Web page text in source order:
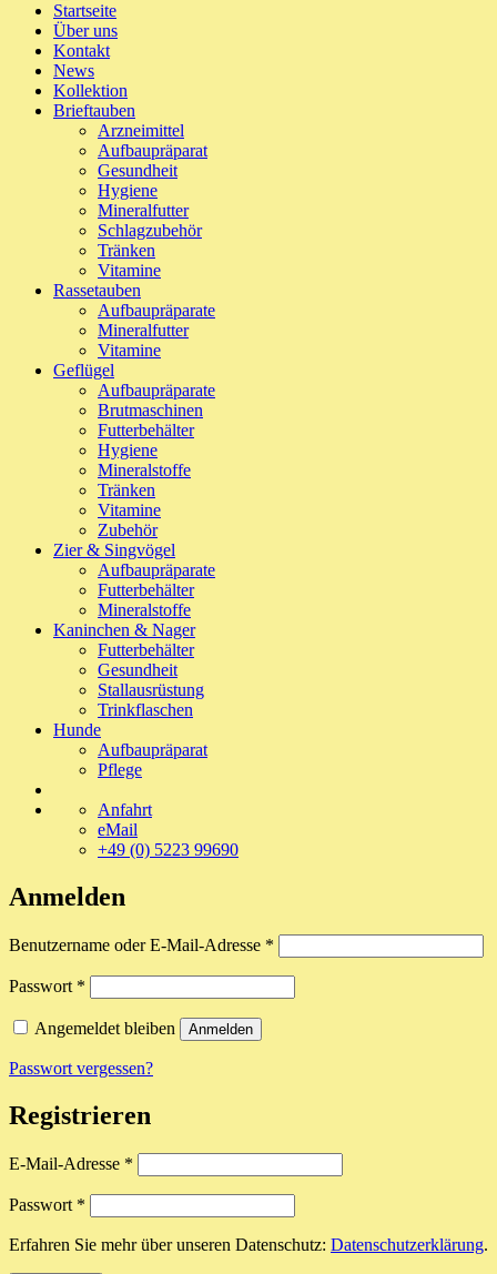
Startseite
Über uns
Kontakt
News
Kollektion
Brieftauben
Arzneimittel
Aufbaupräparat
Gesundheit
Hygiene
Mineralfutter
Schlagzubehör
Tränken
Vitamine
Rassetauben
Aufbaupräparate
Mineralfutter
Vitamine
Geflügel
Aufbaupräparate
Brutmaschinen
Futterbehälter
Hygiene
Mineralstoffe
Tränken
Vitamine
Zubehör
Zier & Singvögel
Aufbaupräparate
Futterbehälter
Mineralstoffe
Kaninchen & Nager
Futterbehälter
Gesundheit
Stallausrüstung
Trinkflaschen
Hunde
Aufbaupräparat
Pflege
Anfahrt
eMail
+49 (0) 5223 99690
Anmelden
Benutzername oder E-Mail-Adresse *
Passwort *
Angemeldet bleiben Anmelden
Passwort vergessen?
Registrieren
E-Mail-Adresse *
Passwort *
Erfahren Sie mehr über unseren Datenschutz: Datenschutzerklärung.